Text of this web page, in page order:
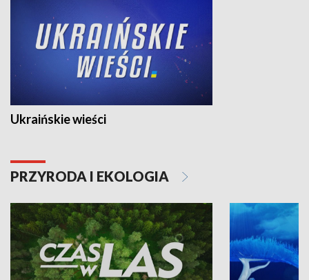
Ukraińskie wieści
PRZYRODA I EKOLOGIA